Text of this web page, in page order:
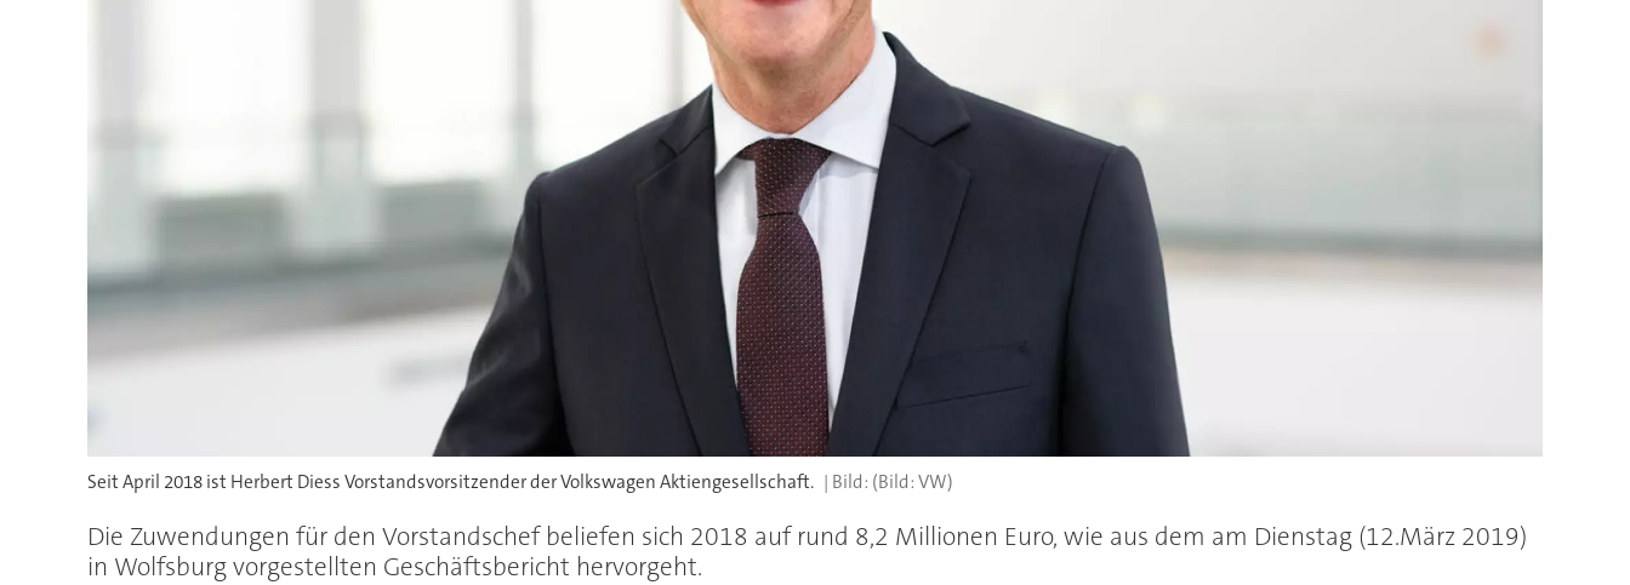
Seit April 2018 ist Herbert Diess Vorstandsvorsitzender der Volkswagen Aktiengesellschaft. (Bild: VW)
Die Zuwendungen für den Vorstandschef beliefen sich 2018 auf rund 8,2 Millionen Euro, wie aus dem am Dienstag (12.März 2019)
in Wolfsburg vorgestellten Geschäftsbericht hervorgeht.